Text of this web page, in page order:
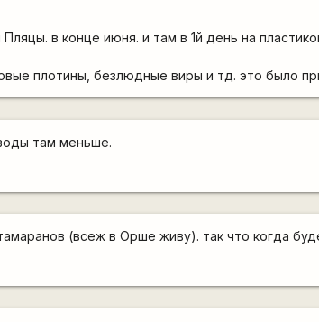
в конце июня. и там в 1й день на
плотины, безлюдные виры и тд. это было
там меньше.
(всеж в Орше живу). так что когда